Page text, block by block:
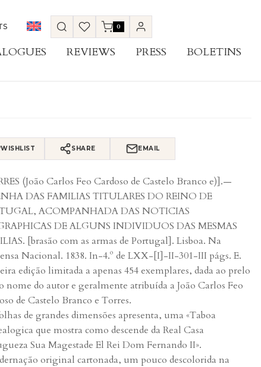
0
REVIEWS PRESS BOLETINS
WISHLIST SHARE EMAIL
(João Carlos Feo Cardoso de Castelo Branco e)].—
DAS FAMILIAS TITULARES DO REINO DE
ACOMPANHADA DAS NOTICIAS
DE ALGUNS INDIVIDUOS DAS MESMAS
[brasão com as armas de Portugal]. Lisboa. Na
Nacional. 1838. In-4.º de LXX-[I]-II-301-III págs. E.
edição limitada a apenas 454 exemplares, dada ao prelo
nome do autor e geralmente atribuída a João Carlos Feo
de Castelo Branco e Torres.
de grandes dimensões apresenta, uma «Taboa
que mostra como descende da Real Casa
Sua Magestade El Rei Dom Fernando II».
original cartonada, um pouco descolorida na